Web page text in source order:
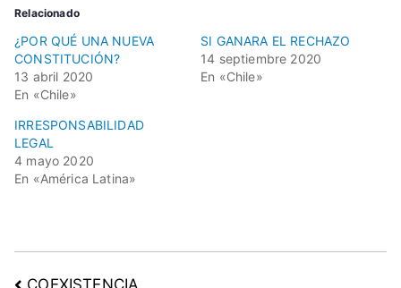
n
Relacionado
¿POR QUÉ UNA NUEVA
CONSTITUCIÓN?
13 abril 2020
En «Chile»
SI GANARA EL RECHAZO
14 septiembre 2020
En «Chile»
IRRESPONSABILIDAD
LEGAL
4 mayo 2020
En «América Latina»
COEXISTENCIA